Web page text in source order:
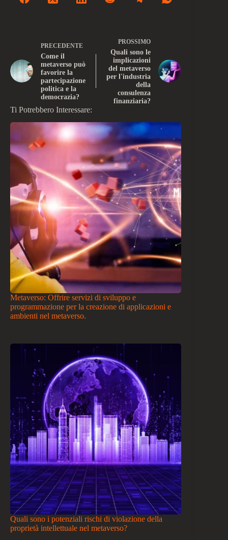
PRECEDENTE
Come il
metaverso può
favorire la
partecipazione
politica e la
democrazia?
PROSSIMO
Quali sono le
implicazioni
del metaverso
per l'industria
della
consulenza
finanziaria?
Ti Potrebbero Interessare:
Metaverso: Offrire servizi di sviluppo e
programmazione per la creazione di applicazioni e
ambienti nel metaverso.
Quali sono i potenziali rischi di violazione della
proprietà intellettuale nel metaverso?